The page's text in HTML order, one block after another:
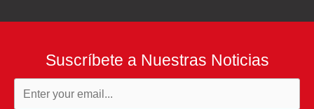
Suscríbete a Nuestras Noticias